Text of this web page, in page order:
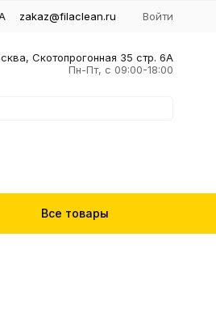
zakaz@filaclean.ru Войти
Скотопрогонная 35 стр. 6А
Пн-Пт, с 09:00-18:00
Все товары